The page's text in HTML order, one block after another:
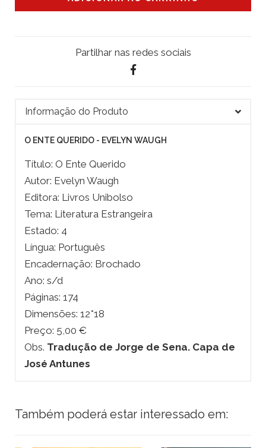
Partilhar nas redes sociais
Informação do Produto
O ENTE QUERIDO - EVELYN WAUGH
Título: O Ente Querido
Autor: Evelyn Waugh
Editora: Livros Unibolso
Tema: Literatura Estrangeira
Estado: 4
Língua: Português
Encadernação: Brochado
Ano: s/d
Páginas: 174
Dimensões: 12*18
Preço: 5,00 €
Obs. Tradução de Jorge de Sena. Capa de
José Antunes
Também poderá estar interessado em: